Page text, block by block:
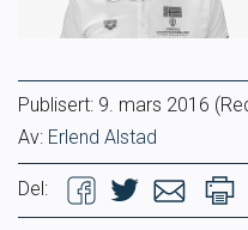
Publisert: 9. mars 2016
Av: Erlend Alstad
Del: